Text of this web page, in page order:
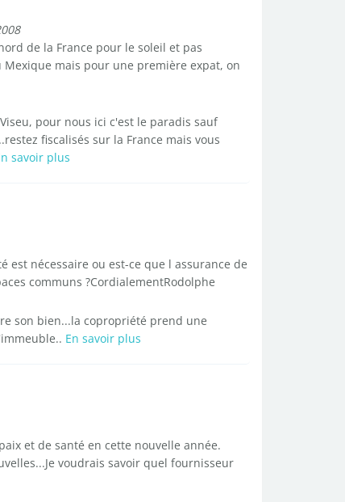
de la France pour le soleil et pas
mais pour une première expat, on
pour nous ici c'est le paradis sauf
fiscalisés sur la France mais vous
savoir plus
est nécessaire ou est-ce que l assurance de
communs ?CordialementRodolphe
son bien...la copropriété prend une
En savoir plus
et de santé en cette nouvelle année.
voudrais savoir quel fournisseur